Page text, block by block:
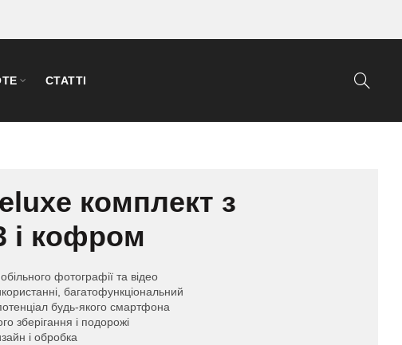
СТАТТІ
комплект з
і кофром
фотографії та відео
багатофункціональний
будь-якого смартфона
зберігання і подорожі
і обробка